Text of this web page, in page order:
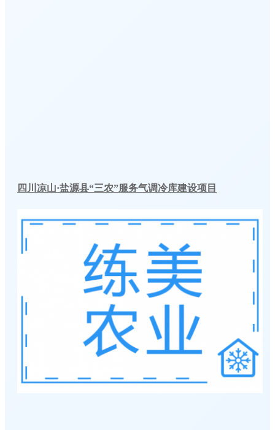
四川凉山·盐源县“三农”服务气调冷库建设项目